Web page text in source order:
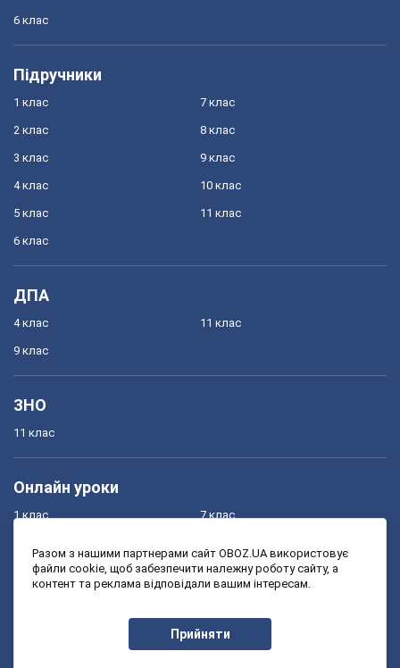
6 клас
Підручники
1 клас
2 клас
3 клас
4 клас
5 клас
6 клас
7 клас
8 клас
9 клас
10 клас
11 клас
ДПА
4 клас
9 клас
11 клас
ЗНО
11 клас
Онлайн уроки
1 клас
3 клас
7 клас
9 клас
Разом з нашими партнерами сайт OBOZ.UA використовує
файли cookie, щоб забезпечити належну роботу сайту, а
контент та реклама відповідали вашим інтересам.
Прийняти